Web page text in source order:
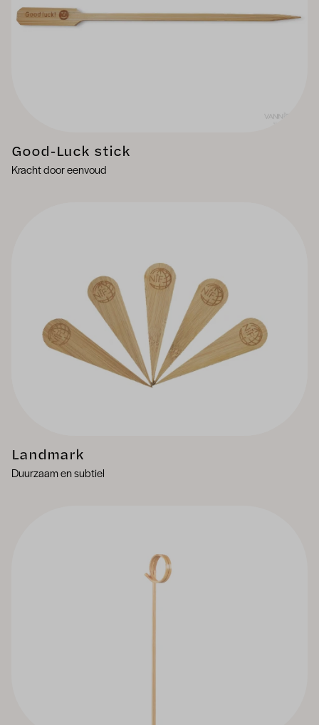
Good-Luck stick
Kracht door eenvoud
Landmark
Duurzaam en subtiel